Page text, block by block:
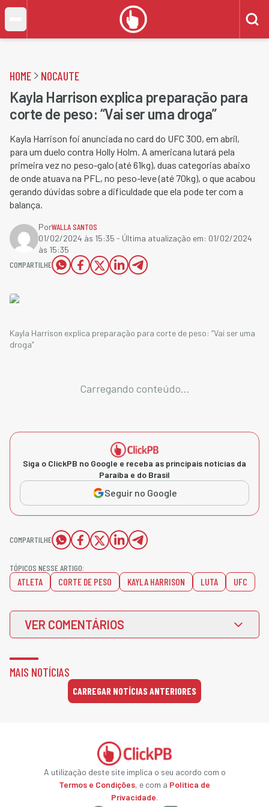
HOME NOCAUTE
Kayla Harrison explica preparação para
corte de peso: “Vai ser uma droga”
Kayla Harrison foi anunciada no card do UFC 300, em abril,
para um duelo contra Holly Holm. A americana lutará pela
primeira vez no peso-galo (até 61kg), duas categorias abaixo
de onde atuava na PFL, no peso-leve (até 70kg), o que acabou
gerando dúvidas sobre a dificuldade que ela pode ter com a
balança.
PorWALLA SANTOS
01/02/2024 às 15:35 - Última atualização em: 01/02/2024
às 15:35
COMPARTILHE
Kayla Harrison explica preparação para corte de peso: “Vai ser uma
droga”
Carregando conteúdo...
Siga o ClickPB no Google e receba as principais notícias da
Paraíba e do Brasil
Seguir no Google
COMPARTILHE
TÓPICOS NESSE ARTIGO:
ATLETA CORTE DE PESO KAYLA HARRISON LUTA UFC
VER COMENTÁRIOS
MAIS NOTÍCIAS
CARREGAR NOTÍCIAS ANTERIORES
A utilização deste site implica o seu acordo com o
Termos e Condições, e com a Política de
Privacidade.